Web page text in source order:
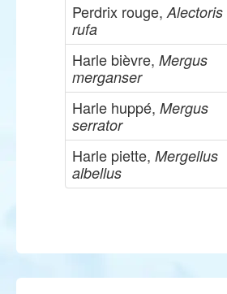
Perdrix rouge, Alectoris
rufa
Harle bièvre, Mergus
merganser
Harle huppé, Mergus
serrator
Harle piette, Mergellus
albellus